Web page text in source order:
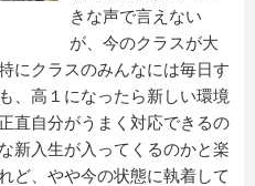
きな声で言えない
が、今のクラスが大
にクラスのみんなには毎日す
、高１になったら新しい環境
直自分がうまく対応できるの
新入生が入ってくるのかと楽
ど、やや今の状態に執着して